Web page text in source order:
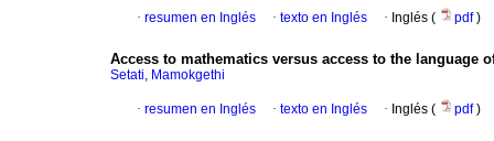
· resumen en Inglés · texto en Inglés · Inglés ( pdf)
Access to mathematics versus access to the language
Setati, Mamokgethi
· resumen en Inglés · texto en Inglés · Inglés ( pdf)